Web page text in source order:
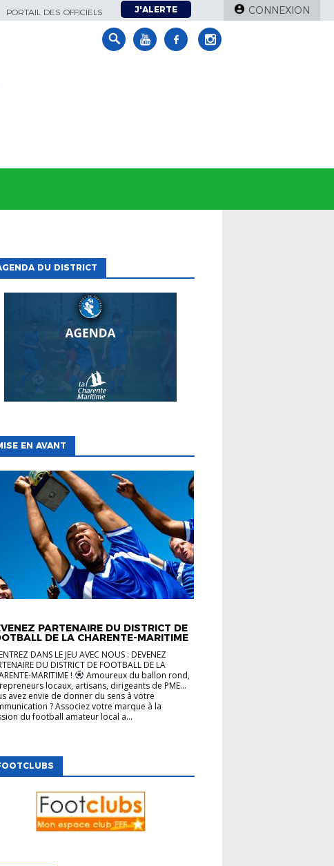
PORTAIL DES OFFICIELS J'ALERTE CONNEXION
DU DISTRICT
EN AVANT
PARTENAIRE DU DISTRICT DE
DE LA CHARENTE-MARITIME
ENTREZ DANS LE JEU AVEC NOUS : DEVENEZ
DU DISTRICT DE FOOTBALL DE LA
MARITIME !
Amoureux du ballon rond,
locaux, artisans, dirigeants de PME…
avez envie de donner du sens à votre
? Associez votre marque à la
du football amateur local a...